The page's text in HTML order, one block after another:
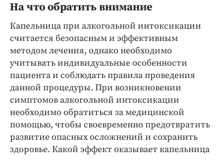
На что обратить внимание
Капельница при алкогольной интоксикации
считается безопасным и эффективным
методом лечения, однако необходимо
учитывать индивидуальные особенности
пациента и соблюдать правила проведения
данной процедуры. При возникновении
симптомов алкогольной интоксикации
необходимо обратиться за медицинской
помощью, чтобы своевременно предотвратить
развитие опасных осложнений и сохранить
здоровье. Какой эффект оказывает капельница